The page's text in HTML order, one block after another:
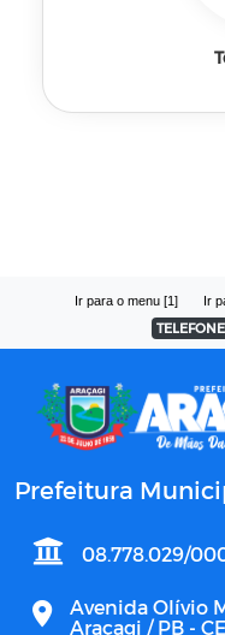
Ir para o menu [1] Ir
Prefeitura
08.778.029/
Avenida Olívio
Araçagi / PB -